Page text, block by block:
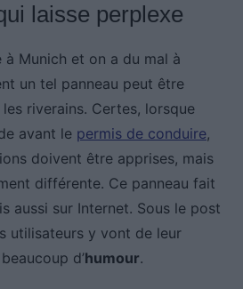
laisse perplexe
Munich et on a du mal à
un tel panneau peut être
riverains. Certes, lorsque
avant le permis de conduire,
doivent être apprises, mais
différente. Ce panneau fait
aussi sur Internet. Sous le post
utilisateurs y vont de leur
d’humour.